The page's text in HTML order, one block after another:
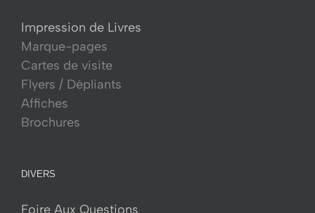
Impression de Livres
Marque-pages
Cartes de visite
Flyers / Dépliants
Affiches
Brochures
DIVERS
Foire Aux Questions